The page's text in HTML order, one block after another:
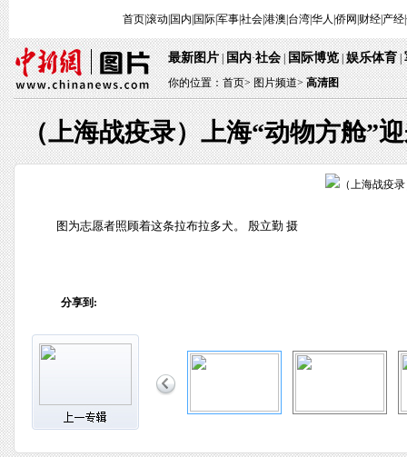
首页|滚动 国内 国际|军事|社会|港澳 台湾|华人 侨网 财经| 产经|
最新图片 | 国内·社会 | 国际博览 | 娱乐体育 |
你的位置：首页> 图片频道> 高清图
（上海战疫录）上海“动物方舱”
图为志愿者照顾着这条拉布拉多犬。 殷立勤 摄
分享到: